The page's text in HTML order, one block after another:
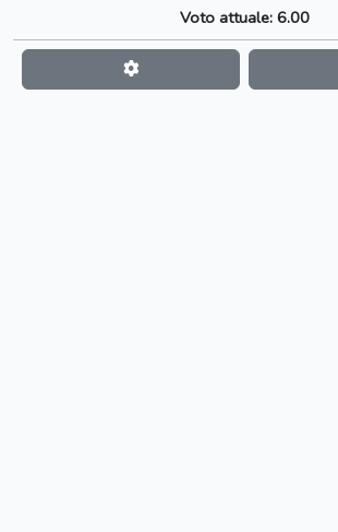
Voto attuale: 6.00